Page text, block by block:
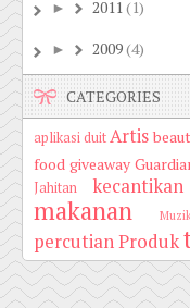
► 2011(1)
► 2009(4)
CATEGORIES
aplikasi duitArtis
food giveaway
Jahitan kecantikan
makanan
percutianProduk